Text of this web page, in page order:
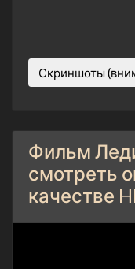
Скриншоты
Фильм
смотреть
качестве